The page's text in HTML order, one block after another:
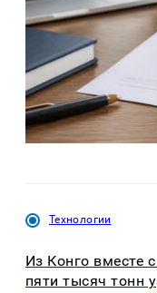
Технологии
Из Конго вместе
пяти тысяч тонн